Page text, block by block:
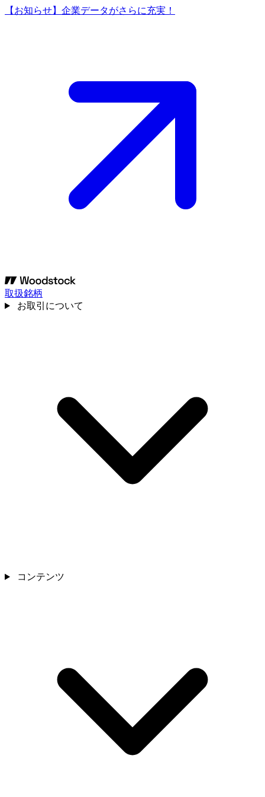
【お知らせ】企業データがさらに充実！
取扱銘柄
お取引について
コンテンツ